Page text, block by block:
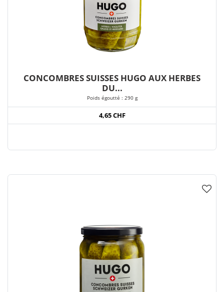
CONCOMBRES SUISSES HUGO AUX HERBES
DU...
Poids égoutté : 290 g
4,65 CHF